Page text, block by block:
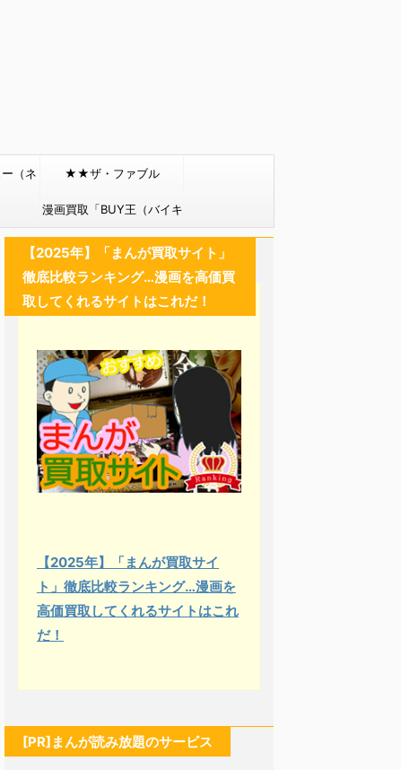
（ネ ★★ザ・ファブル
漫画買取「BUY王（バイキ
ング）」
【2025年】「まんが買取サイト」
徹底比較ランキング…漫画を高価買
取してくれるサイトはこれだ！
【2025年】「まんが買取サイ
ト」徹底比較ランキング…漫画を
高価買取してくれるサイトはこれ
だ！
[PR]まんが読み放題のサービス